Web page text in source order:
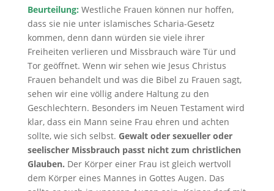
Beurteilung: Westliche Frauen können nur hoffen,
dass sie nie unter islamisches Scharia-Gesetz
kommen, denn dann würden sie viele ihrer
Freiheiten verlieren und Missbrauch wäre Tür und
Tor geöffnet. Wenn wir sehen wie Jesus Christus
Frauen behandelt und was die Bibel zu Frauen sagt,
sehen wir eine völlig andere Haltung zu den
Geschlechtern. Besonders im Neuen Testament wird
klar, dass ein Mann seine Frau ehren und achten
sollte, wie sich selbst. Gewalt oder sexueller oder
seelischer Missbrauch passt nicht zum christlichen
Glauben. Der Körper einer Frau ist gleich wertvoll
dem Körper eines Mannes in Gottes Augen. Das